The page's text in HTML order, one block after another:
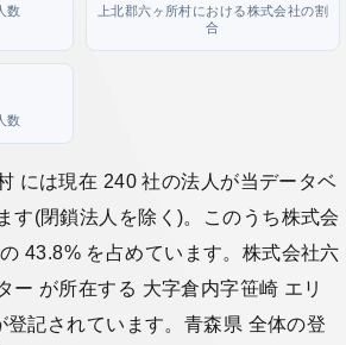
数
上北郡六ヶ所村における株式会社の割
合
数
には現在 240 社の法人が当データベ
す(閉鎖法人を除く)。このうち株式会
43.8% を占めています。株式会社六
ー が所在する 大字倉内字笹崎 エリ
登記されています。青森県 全体の登